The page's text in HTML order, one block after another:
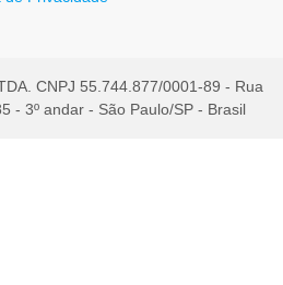
CNPJ 55.744.877/0001-89 - Rua
- 3º andar - São Paulo/SP - Brasil